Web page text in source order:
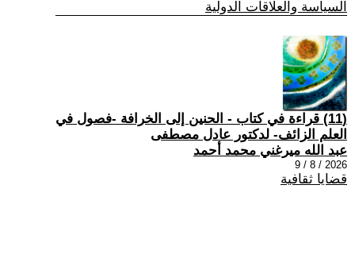
السياسة والعلاقات الدولية
(11) قراءة في كتاب - الحنين إلى الخرافة -فصول في
العلم الزائف- لدكتور عادل مصطفى
عبد الله ميرغني محمد أحمد
2026 / 8 / 9
قضايا ثقافية